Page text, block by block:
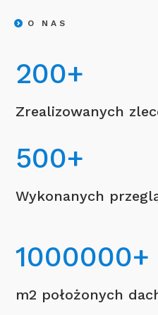
O NAS
200+
Zrealizowanych
500+
Wykonanych
1000000+
m2 położonych